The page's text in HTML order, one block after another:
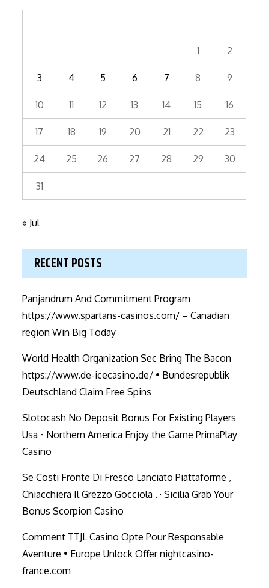
1 2
3 4 5 6 7 8 9
10 11 12 13 14 15 16
17 18 19 20 21 22 23
24 25 26 27 28 29 30
31
« Jul
RECENT POSTS
Panjandrum And Commitment Program
https://www.spartans-casinos.com/ – Canadian
region Win Big Today
World Health Organization Sec Bring The Bacon
https://www.de-icecasino.de/ • Bundesrepublik
Deutschland Claim Free Spins
Slotocash No Deposit Bonus For Existing Players
Usa ◦ Northern America Enjoy the Game PrimaPlay
Casino
Se Costi Fronte Di Fresco Lanciato Piattaforme ,
Chiacchiera Il Grezzo Gocciola . · Sicilia Grab Your
Bonus Scorpion Casino
Comment TTJL Casino Opte Pour Responsable
Aventure • Europe Unlock Offer nightcasino-
france.com